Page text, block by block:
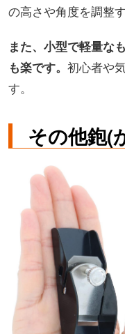
の高さや角度を調整
また、小型で軽量な
も楽です。 初心者や
す。
その他鉋(